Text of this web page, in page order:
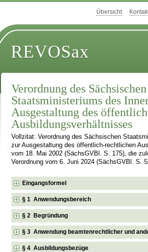
Übersicht
REVOSax
Verordnung des Sächsischen
Staatsministeriums des
Ausgestaltung des
Ausbildungsverhältnisses
Vollzitat: Verordnung des Sächsischen
zur Ausgestaltung des öffentlich-rechtlichen
vom 18. Mai 2002 (SächsGVBl. S. 175), die
Verordnung vom 6. Juni 2024 (SächsGVBl. S.
Eingangsformel
§ 1 Anwendungsbereich
§ 2 Begründung
§ 3 Anwendung beamtenrechtlicher und
§ 4 Ausbildungsbezüge